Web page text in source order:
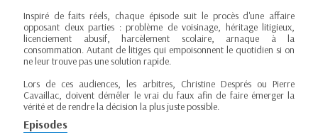
Inspiré de faits réels, chaque épisode suit le procès d'une affaire
opposant deux parties : problème de voisinage, héritage litigieux,
licenciement abusif, harcèlement scolaire, arnaque à la
consommation. Autant de litiges qui empoisonnent le quotidien si on
ne leur trouve pas une solution rapide.
Lors de ces audiences, les arbitres, Christine Després ou Pierre
Cavaillac, doivent démêler le vrai du faux afin de faire émerger la
vérité et de rendre la décision la plus juste possible.
Episodes